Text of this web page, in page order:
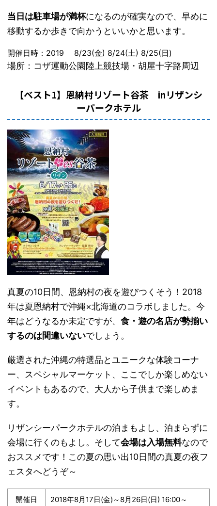
当日は駐車場が満杯になるのが確実なので、早めに
移動するか歩きで向かうといいかと思います。
開催日時：2019 8/23(金) 8/24(土) 8/25(日)
場所：コザ運動公園陸上競技場・胡屋十字路周辺
【ベスト1】恩納村リゾート谷茶 inリザンシ
ーパークホテル
真夏の10日間、恩納村の夜を遊びつくそう！2018
年は夏恩納村で沖縄×北海道のコラボしました。今
年はどうなるか未定ですが、 食・遊の名店が勢揃い
するのは間違いないでしょう。
厳選された沖縄の特選品とユニークな体験コーナ
ー、スペシャルマーケット、ここでしか楽しめない
イベントもあるので、大人から子供まで楽しめま
す。
リザンシーパークホテルの泊まもよし、泊まらずに
会場に行くのもよし。そして会場は入場無料なので
おススメです！この夏の思い出10日間の真夏の夜フ
ェスタへどうぞ～
開催日
2018年8月17日(金)～8月26日(日) 16:00～